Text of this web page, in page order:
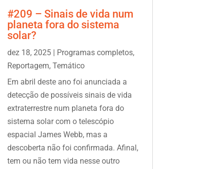
#209 – Sinais de vida num
planeta fora do sistema
solar?
dez 18, 2025| Programas completos,
Reportagem, Temático
Em abril deste ano foi anunciada a
detecção de possíveis sinais de vida
extraterrestre num planeta fora do
sistema solar com o telescópio
espacial James Webb, mas a
descoberta não foi confirmada. Afinal,
tem ou não tem vida nesse outro